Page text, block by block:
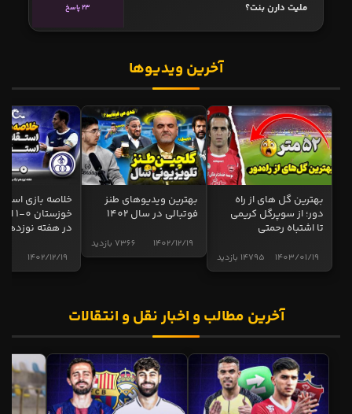
ملیت دارن بنت؟ 23 پاسخ
آخرین ویدیوها
بهترین گل های از راه
دور؛ از سوپرگل کریمی
تا اشتباه رحمتی
14795 بازدید 1403/01/19
بهترین ویدیوهای طنز
فوتبالی در سال 1402
7366 بازدید 1402/12/19
خلاصه بازی
در هفته نوزدهم
1402/12/19
آخرین مطالب و اخبار نقل و انتقالات